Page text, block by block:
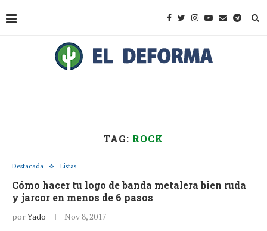
TAG: ROCK
Destacada Listas
Cómo hacer tu logo de banda metalera bien ruda
y jarcor en menos de 6 pasos
porYado Nov 8, 2017